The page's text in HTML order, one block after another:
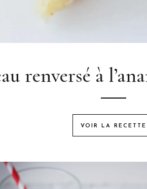
renversé à
VOIR LA RECETTE